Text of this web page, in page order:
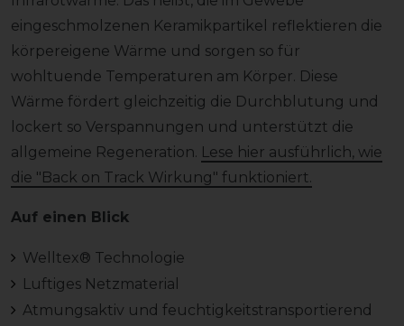
eingeschmolzenen Keramikpartikel reflektieren die
körpereigene Wärme und sorgen so für
wohltuende Temperaturen am Körper. Diese
Wärme fördert gleichzeitig die Durchblutung und
lockert so Verspannungen und unterstützt die
allgemeine Regeneration. Lese hier ausführlich, wie
die "Back on Track Wirkung" funktioniert.
Auf einen Blick
Welltex® Technologie
Luftiges Netzmaterial
Atmungsaktiv und feuchtigkeitstransportierend